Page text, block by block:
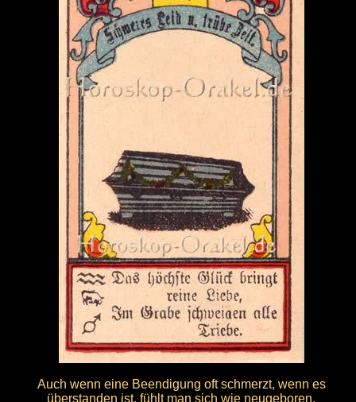
Auch wenn eine Beendigung oft schmerzt, wenn es
überstanden ist, fühlt man sich wie neugeboren.